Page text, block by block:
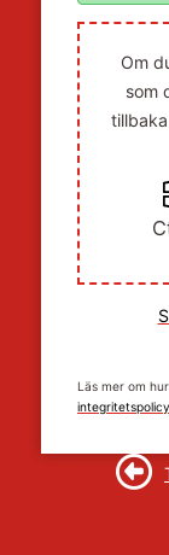
Om
som
Läs mer om
integritetspolicy